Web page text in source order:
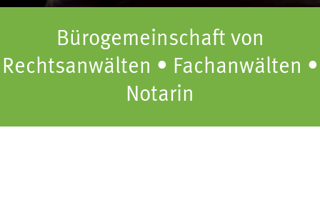
Bürogemeinschaft von
Rechtsanwälten • Fachanwälten •
Notarin